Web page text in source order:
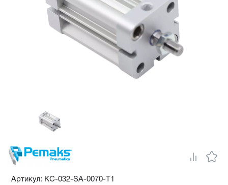
Артикул: KC-032-SA-0070-T1